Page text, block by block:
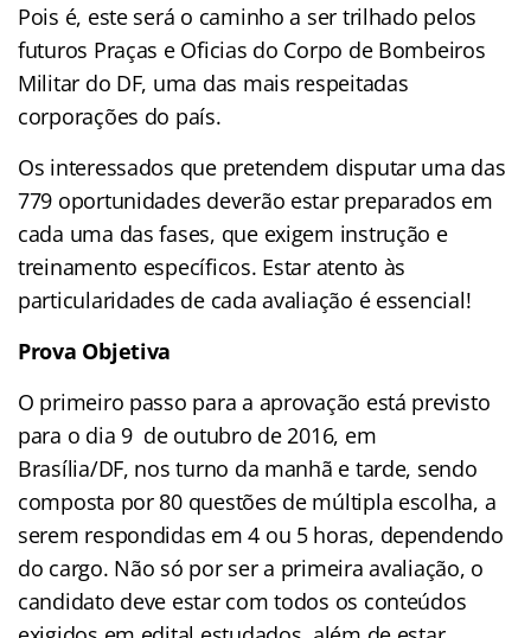
Pois é, este será o caminho a ser trilhado pelos
futuros Praças e Oficias do Corpo de Bombeiros
Militar do DF, uma das mais respeitadas
corporações do país.
Os interessados que pretendem disputar uma das
779 oportunidades deverão estar preparados em
cada uma das fases, que exigem instrução e
treinamento específicos. Estar atento às
particularidades de cada avaliação é essencial!
Prova Objetiva
O primeiro passo para a aprovação está previsto
para o dia 9 de outubro de 2016, em
Brasília/DF, nos turno da manhã e tarde, sendo
composta por 80 questões de múltipla escolha, a
serem respondidas em 4 ou 5 horas, dependendo
do cargo. Não só por ser a primeira avaliação, o
candidato deve estar com todos os conteúdos